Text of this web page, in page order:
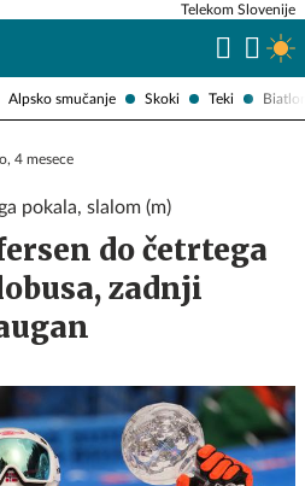
Alpsko smučanje Skoki Teki
Telekom Slovenije
4 mesece
pokala, slalom (m)
do četrtega
zadnji